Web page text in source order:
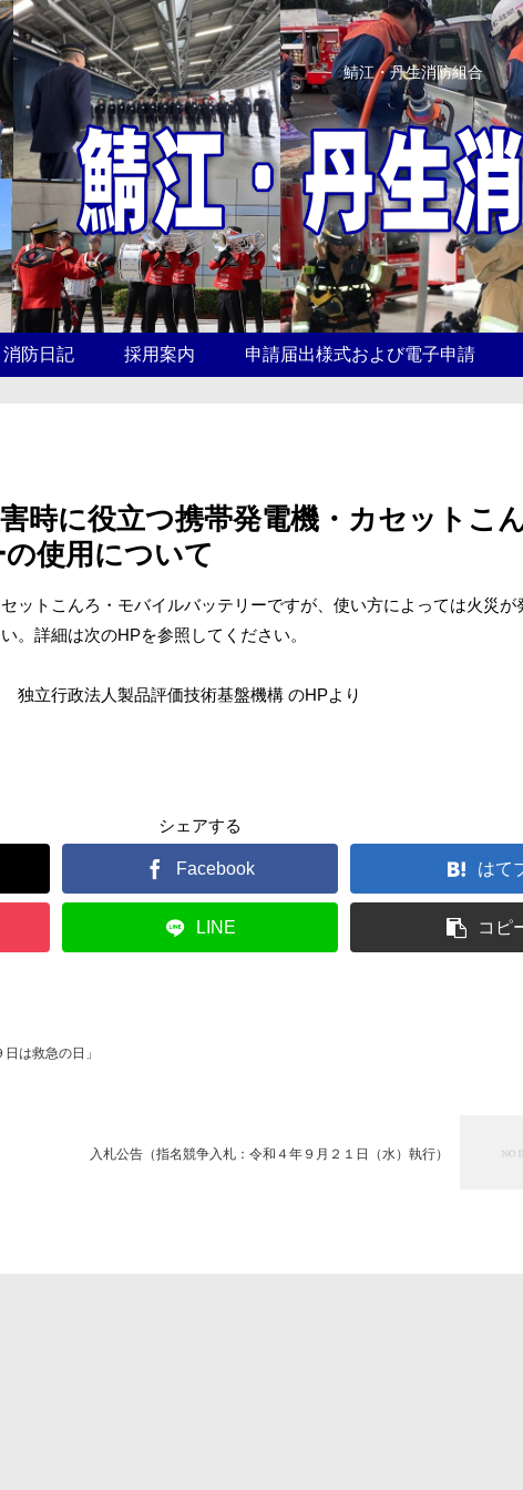
鯖江・丹生消防組合
消防日記 採用案内 申請届出様式および電子申請
害時に役立つ携帯発電機・カセットこ
使用について
ットこんろ・モバイルバッテリーですが、使い方によっては火災が
。詳細は次のHPを参照してください。
品評価技術基盤機構 のHPより
シェアする
Facebook はて
LINE コピ
日は救急の日」
入札公告（指名競争入札：令和４年９月２１日（水）執行）